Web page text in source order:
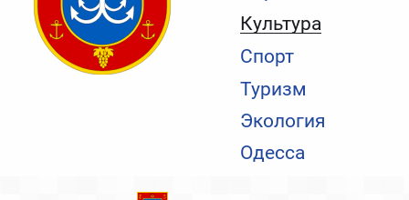
Культура
Спорт
Туризм
Экология
Одесса